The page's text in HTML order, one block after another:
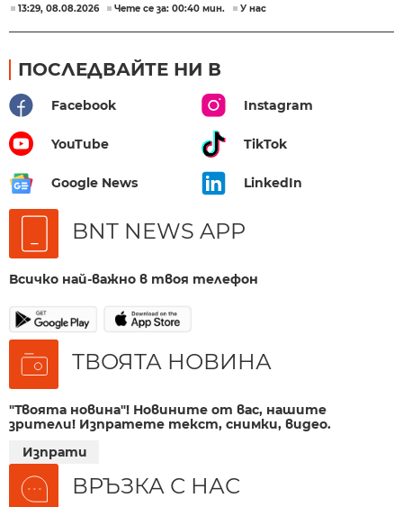
13:29, 08.08.2026 Чете се за: 00:40 мин. У нас
ПОСЛЕДВАЙТЕ НИ В
Facebook Instagram
YouTube TikTok
Google News LinkedIn
BNT NEWS APP
Всичко най-важно в твоя телефон
ТВОЯТА НОВИНА
"Твоята новина"! Новините от вас, нашите
зрители! Изпратете текст, снимки, видео.
Изпрати
ВРЪЗКА С НАС